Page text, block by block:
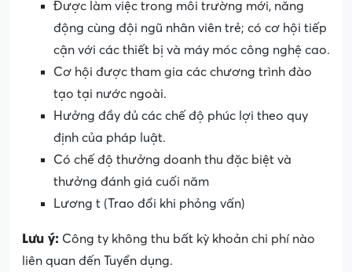
Được làm việc trong môi trường mới, năng
động cùng đội ngũ nhân viên trẻ; có cơ hội tiếp
cận với các thiết bị và máy móc công nghệ cao.
Cơ hội được tham gia các chương trình đào
tạo tại nước ngoài.
Hưởng đầy đủ các chế độ phúc lợi theo quy
định của pháp luật.
Có chế độ thưởng doanh thu đặc biệt và
thưởng đánh giá cuối năm
Lương t (Trao đổi khi phỏng vấn)
Lưu ý: Công ty không thu bất kỳ khoản chi phí nào
liên quan đến Tuyển dụng.